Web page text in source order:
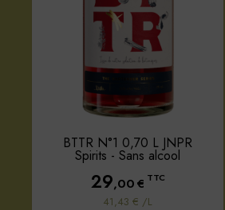
BTTR N°1 0,70 L JNPR
Spirits - Sans alcool
29,00€ TTC
41,43 € /L